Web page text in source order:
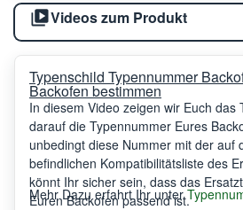
Videos zum Produkt
Typenschild Typennummer
Backofen bestimmen
In diesem Video zeigen wir Euch das
darauf die Typennummer Eures
unbedingt diese Nummer mit der auf
befindlichen Kompatibilitätsliste des
könnt Ihr sicher sein, dass das
Euren Backofen passend ist.
Mehr Dazu erfahrt Ihr unter